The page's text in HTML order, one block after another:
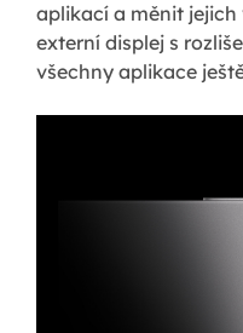
aplikací a měnit jejich
externí displej s
všechny aplikace